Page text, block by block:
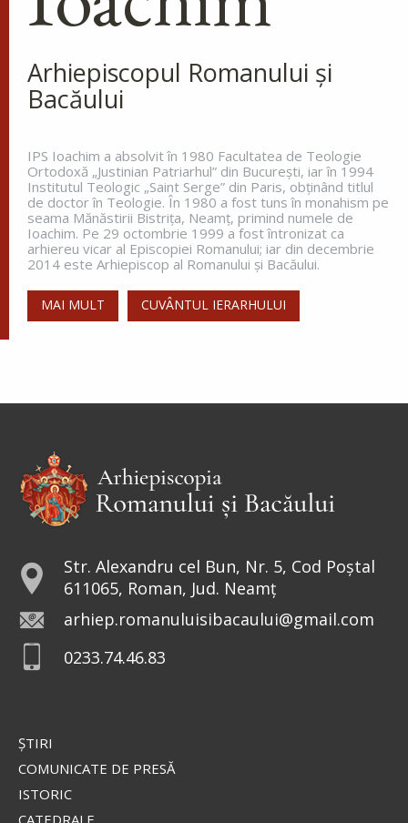
Arhiepiscopul Romanului și
Bacăului
IPS Ioachim a absolvit în 1980 Facultatea de Teologie
Ortodoxă „Justinian Patriarhul” din Bucureşti, iar în 1994
Institutul Teologic „Saint Serge” din Paris, obţinând titlul
de doctor în Teologie. În 1980 a fost tuns în monahism pe
seama Mănăstirii Bistriţa, Neamţ, primind numele de
Ioachim. Pe 29 octombrie 1999 a fost întronizat ca
arhiereu vicar al Episcopiei Romanului; iar din decembrie
2014 este Arhiepiscop al Romanului și Bacăului.
MAI MULT CUVÂNTUL IERARHULUI
Str. Alexandru cel Bun, Nr. 5, Cod Poștal
611065, Roman, Jud. Neamț
arhiep.romanuluisibacaului@gmail.com
0233.74.46.83
ŞTIRI
COMUNICATE DE PRESĂ
ISTORIC